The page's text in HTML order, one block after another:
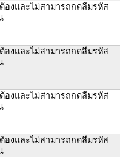
องและไม่สามารถกดลืมรหัส
องและไม่สามารถกดลืมรหัส
องและไม่สามารถกดลืมรหัส
องและไม่สามารถกดลืมรหัส